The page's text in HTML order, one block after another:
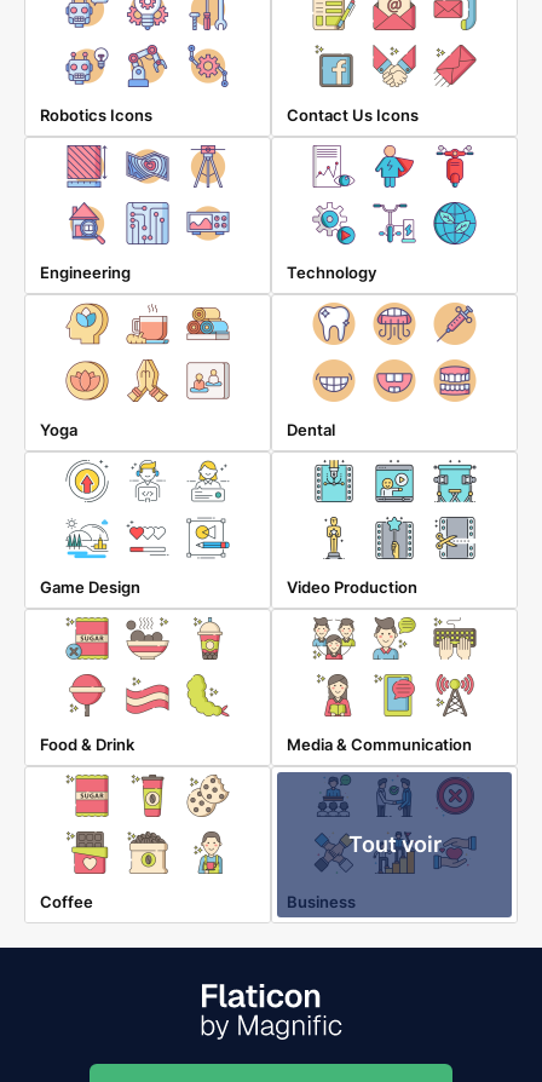
Robotics Icons Contact Us Icons
Engineering Technology
Yoga Dental
Game Design Video Production
Food & Drink Media & Communication
Coffee
Tout voir
Business